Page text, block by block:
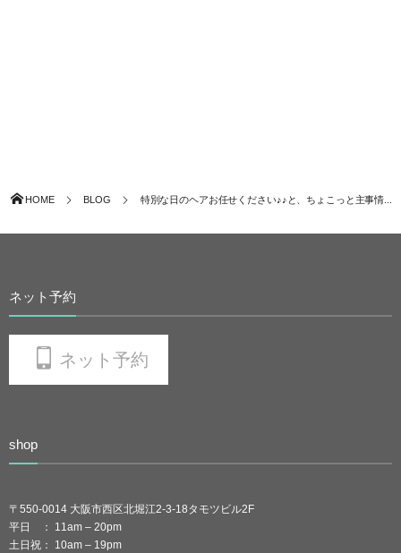
HOME BLOG 特別な日のヘアお任せください♪♪と、ちょこっと主事情...
ネット予約
ネット予約
shop
〒550-0014 大阪市西区北堀江2-3-18タモツビル2F
平日 ： 11am – 20pm
土日祝： 10am – 19pm